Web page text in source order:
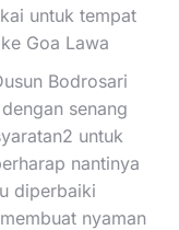
untuk tempat
Goa Lawa
Bodrosari
senang
untuk
nantinya
diperbaiki
nyaman